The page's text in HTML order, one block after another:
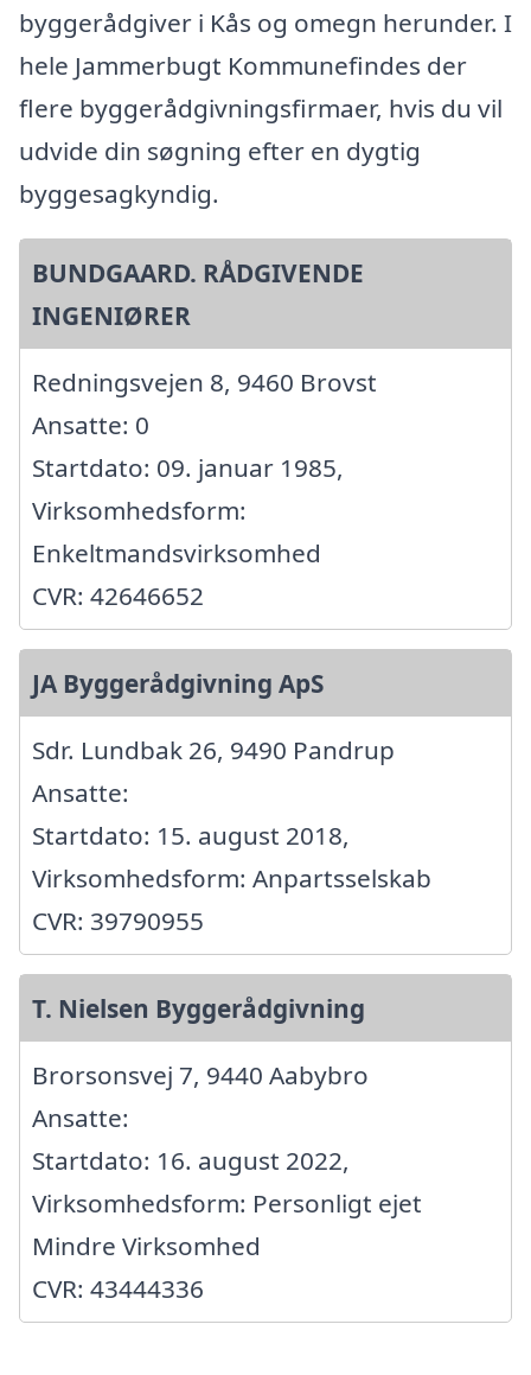
byggerådgiver i Kås og omegn herunder. I
hele Jammerbugt Kommunefindes der
flere byggerådgivningsfirmaer, hvis du vil
udvide din søgning efter en dygtig
byggesagkyndig.
BUNDGAARD. RÅDGIVENDE
INGENIØRER
Redningsvejen 8, 9460 Brovst
Ansatte: 0
Startdato: 09. januar 1985,
Virksomhedsform:
Enkeltmandsvirksomhed
CVR: 42646652
JA Byggerådgivning ApS
Sdr. Lundbak 26, 9490 Pandrup
Ansatte:
Startdato: 15. august 2018,
Virksomhedsform: Anpartsselskab
CVR: 39790955
T. Nielsen Byggerådgivning
Brorsonsvej 7, 9440 Aabybro
Ansatte:
Startdato: 16. august 2022,
Virksomhedsform: Personligt ejet
Mindre Virksomhed
CVR: 43444336